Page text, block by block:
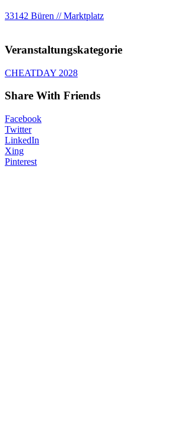
33142 Büren // Marktplatz
Veranstaltungskategorie
CHEATDAY 2028
Share With Friends
Facebook
Twitter
LinkedIn
Xing
Pinterest